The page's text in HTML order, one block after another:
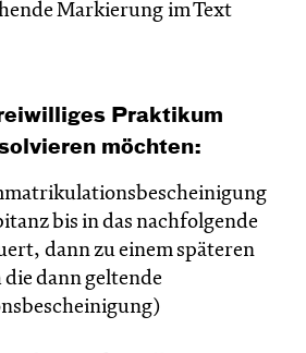
Markierung im Text
Praktikum
möchten:
bis in das nachfolgende
dann zu einem späteren
dann geltende